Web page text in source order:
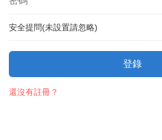
安全提問(未設置請忽略)
登錄
還沒有註冊？